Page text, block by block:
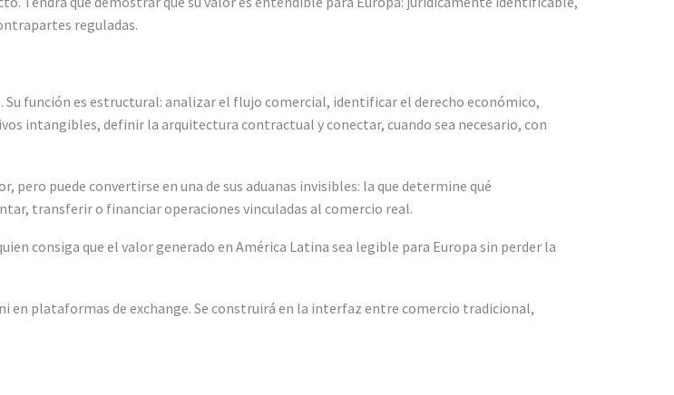
reguladas.
función es estructural: analizar el flujo comercial, identificar el derecho económico,
intangibles, definir la arquitectura contractual y conectar, cuando sea necesario, con
pero puede convertirse en una de sus aduanas invisibles: la que determine qué
transferir o financiar operaciones vinculadas al comercio real.
consiga que el valor generado en América Latina sea legible para Europa sin perder la
plataformas de exchange. Se construirá en la interfaz entre comercio tradicional,